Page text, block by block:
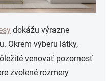
dokážu výrazne
Okrem výberu látky,
venovať pozornosť
zvolené rozmery